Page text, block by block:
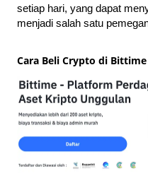
setiap hari, yang dapat
menjadi salah satu
Cara Beli Crypto di Bittime